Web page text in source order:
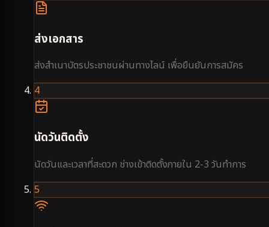
ส่งเอกสาร
ส่งสำเนาบัตรประชาชนผ่านทางไลน์ เพื่อยืนยันการสมัคร
4
นัดวันติดตั้ง
นัดวันและเวลาที่สะดวก ช่างเข้าติดตั้งภายใน 2-3 วันทำการ
5